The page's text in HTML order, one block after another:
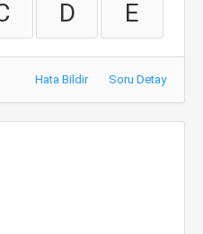
D E
Hata Bildir Soru Detay